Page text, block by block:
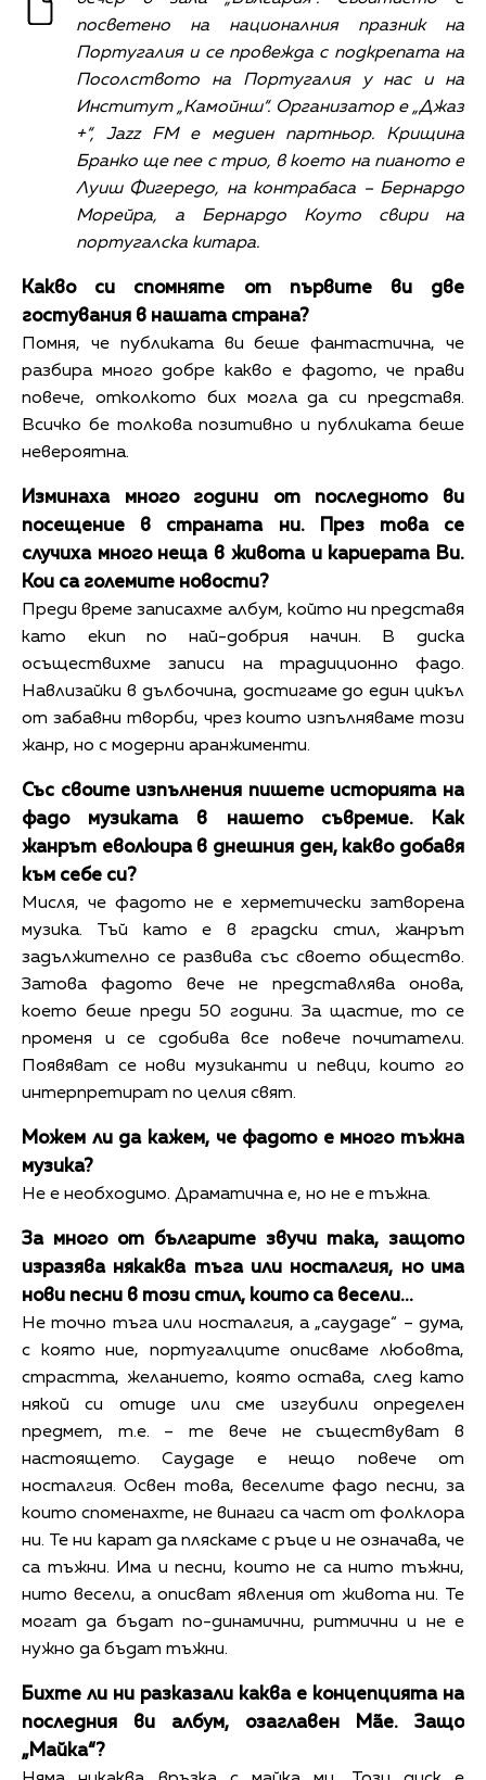
посветено на националния празник на
Португалия и се провежда с подкрепата на
Посолството на Португалия у нас и на
Институт „Камойнш“. Организатор е „Джаз
+“, Jazz FM е медиен партньор. Крищина
Бранко ще пее с трио, в което на пианото е
Луиш Фигередо, на контрабаса – Бернардо
Морейра, а Бернардо Коуто свири на
португалска китара.
Какво си спомняте от първите ви две
гостувания в нашата страна?
Помня, че публиката ви беше фантастична, че
разбира много добре какво е фадото, че прави
повече, отколкото бих могла да си представя.
Всичко бе толкова позитивно и публиката беше
невероятна.
Изминаха много години от последното ви
посещение в страната ни. През това се
случиха много неща в живота и кариерата Ви.
Кои са големите новости?
Преди време записахме албум, който ни представя
като екип по най-добрия начин. В диска
осъществихме записи на традиционно фадо.
Навлизайки в дълбочина, достигаме до един цикъл
от забавни творби, чрез които изпълняваме този
жанр, но с модерни аранжименти.
Със своите изпълнения пишете историята на
фадо музиката в нашето съвремие. Как
жанрът еволюира в днешния ден, какво добавя
към себе си?
Мисля, че фадото не е херметически затворена
музика. Тъй като е в градски стил, жанрът
задължително се развива със своето общество.
Затова фадото вече не представлява онова,
което беше преди 50 години. За щастие, то се
променя и се сдобива все повече почитатели.
Появяват се нови музиканти и певци, които го
интерпретират по целия свят.
Можем ли да кажем, че фадото е много тъжна
музика?
Не е необходимо. Драматична е, но не е тъжна.
За много от българите звучи така, защото
изразява някаква тъга или носталгия, но има
нови песни в този стил, които са весели...
Не точно тъга или носталгия, а „саудаде“ – дума,
с която ние, португалците описваме любовта,
страстта, желанието, която остава, след като
някой си отиде или сме изгубили определен
предмет, т.е. – те вече не съществуват в
настоящето. Саудаде е нещо повече от
носталгия. Освен това, веселите фадо песни, за
които споменахте, не винаги са част от фолклора
ни. Те ни карат да пляскаме с ръце и не означава, че
са тъжни. Има и песни, които не са нито тъжни,
нито весели, а описват явления от живота ни. Те
могат да бъдат по-динамични, ритмични и не е
нужно да бъдат тъжни.
Бихте ли ни разказали каква е концепцията на
последния ви албум, озаглавен Mãe. Защо
„Майка“?